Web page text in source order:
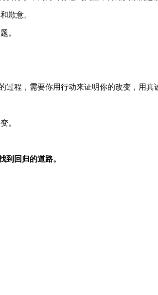
歉意。
。
程，需要你用行动来证明你的改变，用真
。
到回归的道路。